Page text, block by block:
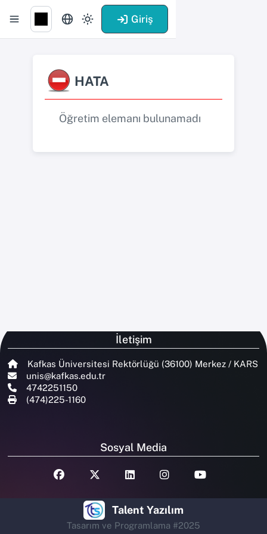
Giriş
HATA
Öğretim elemanı bulunamadı
İletişim
Kafkas Üniversitesi Rektörlüğü (36100) Merkez / KARS
unis@kafkas.edu.tr
4742251150
(474)225-1160
Sosyal Media
Talent Yazılım
Tasarım ve Programlama #2025